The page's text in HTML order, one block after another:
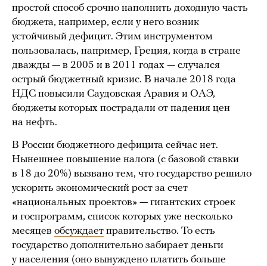
простой способ срочно наполнить доходную часть
бюджета, например, если у него возник
устойчивый дефицит. Этим инструментом
пользовалась, например, Греция, когда в стране
дважды — в 2005 и в 2011 годах — случался
острый бюджетный кризис. В начале 2018 года
НДС повысили Саудовская Аравия и ОАЭ,
бюджеты которых пострадали от падения цен
на нефть.
В России бюджетного дефицита сейчас нет.
Нынешнее повышение налога (с базовой ставки
в 18 до 20%) вызвано тем, что государство решило
ускорить экономический рост за счет
«национальных проектов» — гигантских строек
и госпрограмм, список которых уже несколько
месяцев обсуждает правительство. То есть
государство дополнительно забирает деньги
у населения (оно вынуждено платить больше